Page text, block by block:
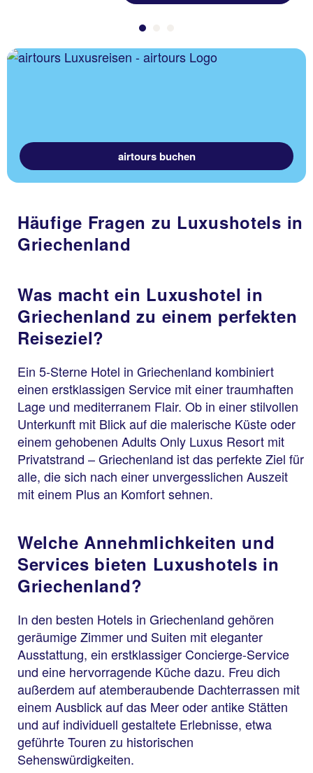
airtours buchen
Häufige Fragen zu Luxushotels in
Griechenland
Was macht ein Luxushotel in
Griechenland zu einem perfekten
Reiseziel?
Ein 5-Sterne Hotel in Griechenland kombiniert
einen erstklassigen Service mit einer traumhaften
Lage und mediterranem Flair. Ob in einer stilvollen
Unterkunft mit Blick auf die malerische Küste oder
einem gehobenen Adults Only Luxus Resort mit
Privatstrand – Griechenland ist das perfekte Ziel für
alle, die sich nach einer unvergesslichen Auszeit
mit einem Plus an Komfort sehnen.
Welche Annehmlichkeiten und
Services bieten Luxushotels in
Griechenland?
In den besten Hotels in Griechenland gehören
geräumige Zimmer und Suiten mit eleganter
Ausstattung, ein erstklassiger Concierge-Service
und eine hervorragende Küche dazu. Freu dich
außerdem auf atemberaubende Dachterrassen mit
einem Ausblick auf das Meer oder antike Stätten
und auf individuell gestaltete Erlebnisse, etwa
geführte Touren zu historischen
Sehenswürdigkeiten.